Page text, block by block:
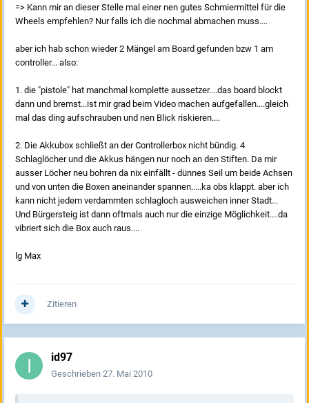
=> Kann mir an dieser Stelle mal einer nen gutes Schmiermittel für die
Wheels empfehlen? Nur falls ich die nochmal abmachen muss....
aber ich hab schon wieder 2 Mängel am Board gefunden bzw 1 am
controller... also:
1. die "pistole" hat manchmal komplette aussetzer....das board blockt
dann und bremst...ist mir grad beim Video machen aufgefallen....gleich
mal das ding aufschrauben und nen Blick riskieren....
2. Die Akkubox schließt an der Controllerbox nicht bündig. 4
Schlaglöcher und die Akkus hängen nur noch an den Stiften. Da mir
ausser Löcher neu bohren da nix einfällt - dünnes Seil um beide Achsen
und von unten die Boxen aneinander spannen.....ka obs klappt. aber ich
kann nicht jedem verdammten schlagloch ausweichen inner Stadt...
Und Bürgersteig ist dann oftmals auch nur die einzige Möglichkeit....da
vibriert sich die Box auch raus....
lg Max
Zitieren
id97
Geschrieben 27. Mai 2010